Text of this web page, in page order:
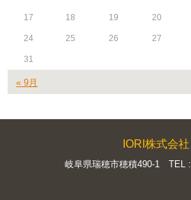
« 9月
17 18 19 20
24 25 26 27
31
IORI株式会社
岐阜県瑞穂市穂積490-1 TEL :